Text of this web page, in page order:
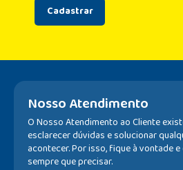
Cadastrar
Nosso Atendimento
O Nosso Atendimento ao Cliente
esclarecer dúvidas e solucionar
acontecer. Por isso, fique à vontade
sempre que precisar.